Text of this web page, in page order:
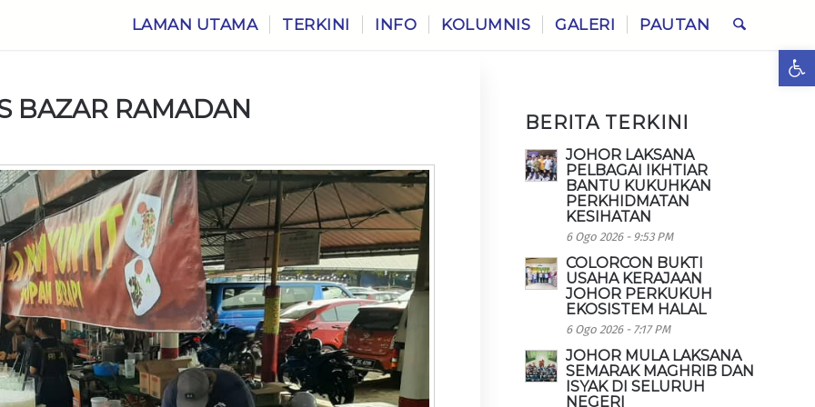
LAMAN UTAMA TERKINI INFO KOLUMNIS GALERI PAUTAN
BAZAR RAMADAN BERITA TERKINI
JOHOR LAKSANA
PELBAGAI IKHTIAR
BANTU KUKUHKAN
PERKHIDMATAN
KESIHATAN
6 Ogo 2026 - 9:53 PM
COLORCON BUKTI
USAHA KERAJAAN
JOHOR PERKUKUH
EKOSISTEM HALAL
6 Ogo 2026 - 7:17 PM
JOHOR MULA LAKSANA
SEMARAK MAGHRIB DAN
ISYAK DI SELURUH
NEGERI